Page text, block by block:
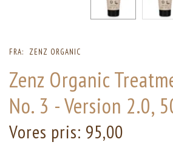
FRA: ZENZ ORGANIC
Zenz Organic
No. 3 - Version 2.0,
Vores pris: 95,00